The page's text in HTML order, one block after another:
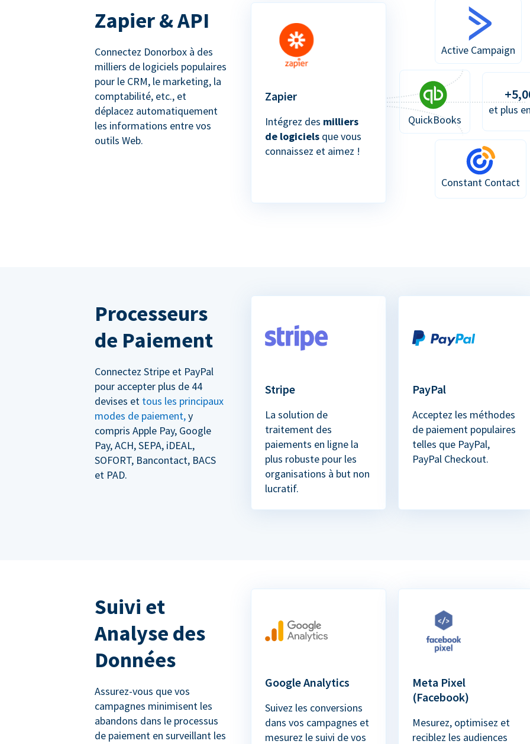
Zapier & API
Connectez Donorbox à des
milliers de logiciels populaires
pour le CRM, le marketing, la
comptabilité, etc., et
déplacez automatiquement
les informations entre vos
outils Web.
Zapier
Intégrez des milliers
de logiciels que vous
connaissez et aimez !
Active Campaign
QuickBooks
et plus
Constant Contact
Processeurs
de Paiement
Connectez Stripe et PayPal
pour accepter plus de 44
devises et tous les principaux
modes de paiement,y
compris Apple Pay, Google
Pay, ACH, SEPA, iDEAL,
SOFORT, Bancontact, BACS
et PAD.
Stripe
La solution de
traitement des
paiements en ligne la
plus robuste pour les
organisations à but non
lucratif.
PayPal
Acceptez les méthodes
de paiement populaires
telles que PayPal,
PayPal Checkout.
Suivi et
Analyse des
Données
Assurez-vous que vos
campagnes minimisent les
abandons dans le processus
de paiement en surveillant les
Google Analytics
Suivez les conversions
dans vos campagnes et
mesurez le suivi de vos
Meta Pixel
(Facebook)
Mesurez, optimisez et
reciblez les audiences